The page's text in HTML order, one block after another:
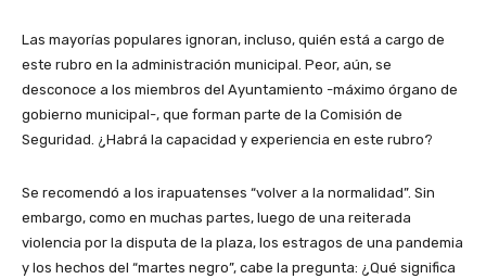
Las mayorías populares ignoran, incluso, quién está a cargo de
este rubro en la administración municipal. Peor, aún, se
desconoce a los miembros del Ayuntamiento -máximo órgano de
gobierno municipal-, que forman parte de la Comisión de
Seguridad. ¿Habrá la capacidad y experiencia en este rubro?
Se recomendó a los irapuatenses “volver a la normalidad”. Sin
embargo, como en muchas partes, luego de una reiterada
violencia por la disputa de la plaza, los estragos de una pandemia
y los hechos del “martes negro”, cabe la pregunta: ¿Qué significa